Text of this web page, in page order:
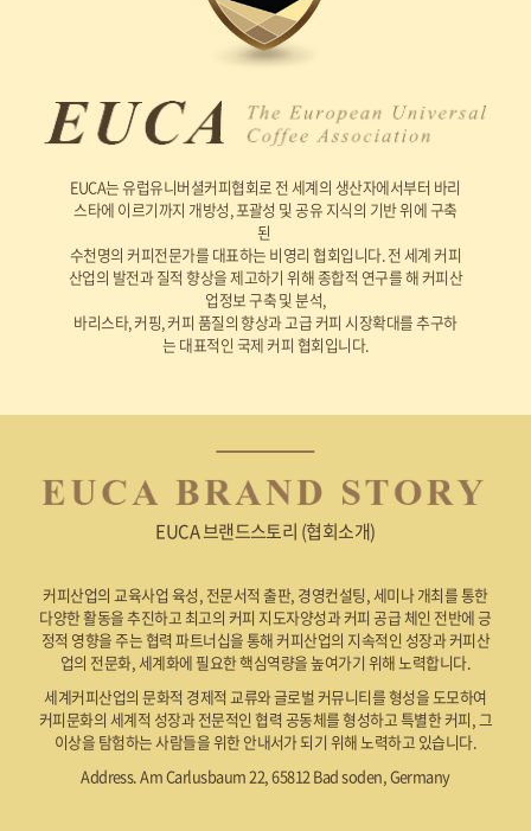
EUCA는 유럽유니버셜커피협회로 전 세계의 생산자에서부터 바리
스타에 이르기까지 개방성, 포괄성 및 공유 지식의 기반 위에 구축
된
수천명의 커피전문가를 대표하는 비영리 협회입니다. 전 세계 커피
산업의 발전과 질적 향상을 제고하기 위해 종합적 연구를 해 커피산
업정보 구축 및 분석,
바리스타, 커핑, 커피 품질의 향상과 고급 커피 시장확대를 추구하
는 대표적인 국제 커피 협회입니다.
EUCA 브랜드스토리 (협회소개)
커피산업의 교육사업 육성, 전문서적 출판, 경영컨설팅, 세미나 개최를 통한
다양한 활동을 추진하고 최고의 커피 지도자양성과 커피 공급 체인 전반에 긍
정적 영향을 주는 협력 파트너십을 통해 커피산업의 지속적인 성장과 커피산
업의 전문화, 세계화에 필요한 핵심역량을 높여가기 위해 노력합니다.
세계커피산업의 문화적 경제적 교류와 글로벌 커뮤니티를 형성을 도모하여
커피문화의 세계적 성장과 전문적인 협력 공동체를 형성하고 특별한 커피, 그
이상을 탐험하는 사람들을 위한 안내서가 되기 위해 노력하고 있습니다.
Address. Am Carlusbaum 22, 65812 Bad soden, Germany